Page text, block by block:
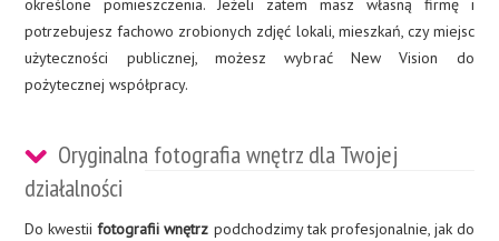
określone pomieszczenia. Jeżeli zatem masz własną firmę i
potrzebujesz fachowo zrobionych zdjęć lokali, mieszkań, czy miejsc
użyteczności publicznej, możesz wybrać New Vision do
pożytecznej współpracy.
Oryginalna fotografia wnętrz dla Twojej
działalności
Do kwestiifotografii wnętrz podchodzimy tak profesjonalnie, jak do